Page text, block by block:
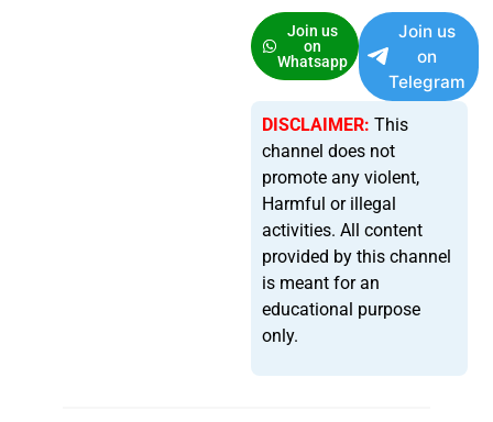
Join us
on
Whatsapp
Join us
on
Telegram
DISCLAIMER: This
channel does not
promote any violent,
Harmful or illegal
activities. All content
provided by this channel
is meant for an
educational purpose
only.